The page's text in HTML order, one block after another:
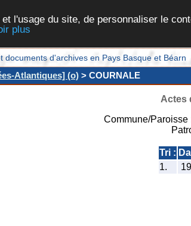
l'usage du site, de personnaliser le
plus
d'archives en Pays Basque et Béarn
Atlantiques] (o) > COURNALE
Actes
Commune/Paroisse
Tri :
1.